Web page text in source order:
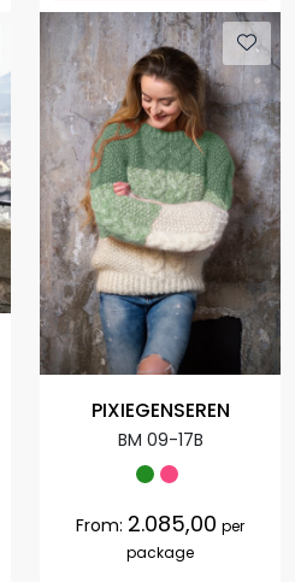
PIXIEGENSEREN
BM 09-17B
From: 2.085,00 per
package